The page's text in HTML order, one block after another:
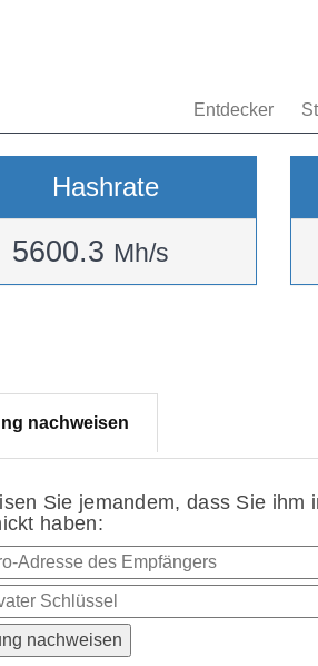
Entdecker
Hashrate
5600.3 Mh/s
nachweisen
Sie jemandem, dass Sie ihm
haben: